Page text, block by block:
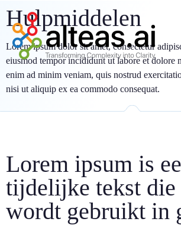
Hulpmiddelen
Lorem ipsum dolor sit amet, consectetur
eiusmod tempor incididunt ut labore etdolore
enim ad minim veniam, quis nostrud
nisi ut aliquip ex ea commodo consequat.
Lorem ipsum is
tijdelijke tekst die
wordt gebruikt in